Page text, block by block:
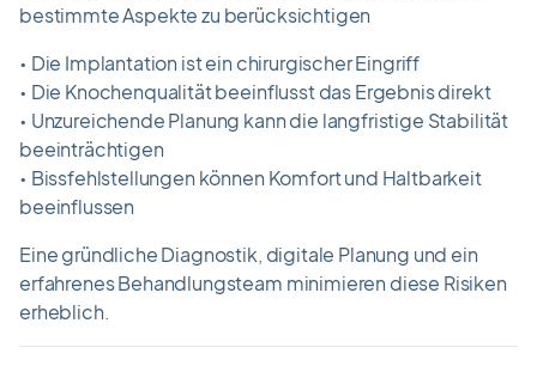
bestimmte Aspekte zu berücksichtigen
• Die Implantation ist ein chirurgischer Eingriff
• Die Knochenqualität beeinflusst das Ergebnis direkt
• Unzureichende Planung kann die langfristige Stabilität
beeinträchtigen
• Bissfehlstellungen können Komfort und Haltbarkeit
beeinflussen
Eine gründliche Diagnostik, digitale Planung und ein
erfahrenes Behandlungsteam minimieren diese Risiken
erheblich.